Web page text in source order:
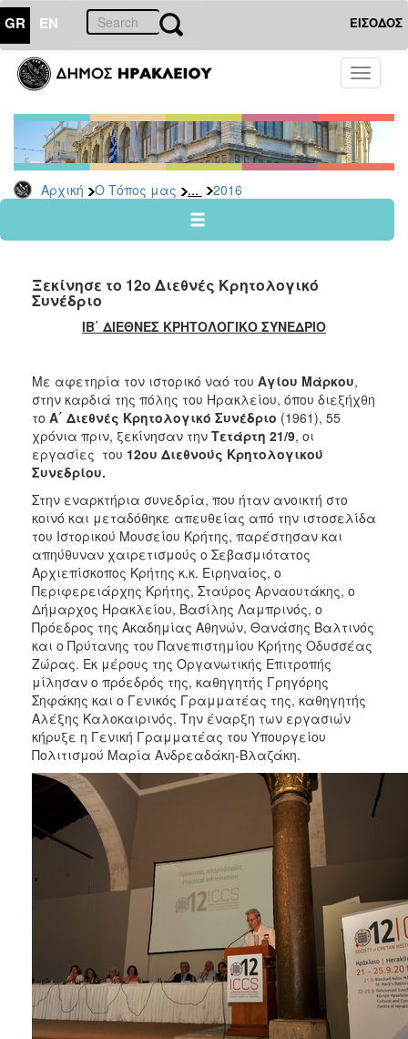
GR EN ΕΙΣΟΔΟΣ
Toggle
Αρχική Ο Τόπος μας ... 2016
ΤΟΠΟΣ
ΜΑΣ
Ανακοινώσεις
Αρχείο
2026
2024
2022
2021
2019
2018
2017
2016
2012
2011
ΔΗΜΟΣ
ΠΟΛΙΤΙΣΜΟΣ
ΑΝΘΕΚΤΙΚΗ
ΠΟΛΗ
Ξεκίνησε το 12ο Διεθνές Κρητολογικό
Συνέδριο
ΙΒ΄ ΔΙΕΘΝΕΣ ΚΡΗΤΟΛΟΓΙΚΟ ΣΥΝΕΔΡΙΟ
Με αφετηρία τον ιστορικό ναό του Αγίου Μάρκου,
στην καρδιά της πόλης του Ηρακλείου, όπου διεξήχθη
το Α΄ Διεθνές Κρητολογικό Συνέδριο (1961), 55
χρόνια πριν, ξεκίνησαν την Τετάρτη 21/9, οι
εργασίες του 12ου Διεθνούς Κρητολογικού
Συνεδρίου.
Στην εναρκτήρια συνεδρία, που ήταν ανοικτή στο
κοινό και μεταδόθηκε απευθείας από την ιστοσελίδα
του Ιστορικού Μουσείου Κρήτης, παρέστησαν και
απηύθυναν χαιρετισμούς ο Σεβασμιότατος
Αρχιεπίσκοπος Κρήτης κ.κ. Ειρηναίος, ο
Περιφερειάρχης Κρήτης, Σταύρος Αρναουτάκης, ο
Δήμαρχος Ηρακλείου, Βασίλης Λαμπρινός, ο
Πρόεδρος της Ακαδημίας Αθηνών, Θανάσης Βαλτινός
και ο Πρύτανης του Πανεπιστημίου Κρήτης Οδυσσέας
Ζώρας. Εκ μέρους της Οργανωτικής Επιτροπής
μίλησαν ο πρόεδρός της, καθηγητής Γρηγόρης
Σηφάκης και ο Γενικός Γραμματέας της, καθηγητής
Αλέξης Καλοκαιρινός. Την έναρξη των εργασιών
κήρυξε η Γενική Γραμματέας του Υπουργείου
Πολιτισμού Μαρία Ανδρεαδάκη-Βλαζάκη.